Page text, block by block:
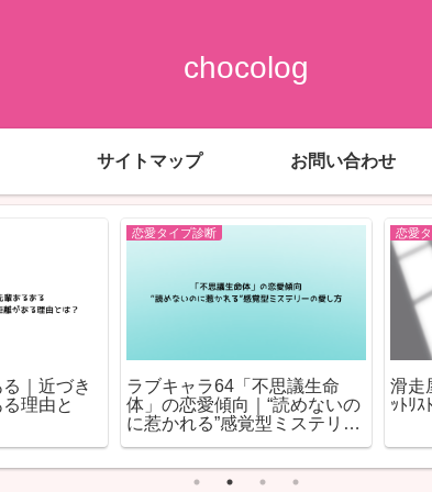
chocolog
サイトマップ お問い合わせ
｜近づき
理由と
恋愛タイプ診断
ラブキャラ64「不思議生命
体」の恋愛傾向｜“読めないの
に惹かれる”感覚型ミステリー
恋愛
滑走
ｯﾄﾘ